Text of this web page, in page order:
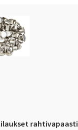
rahtivapaasti